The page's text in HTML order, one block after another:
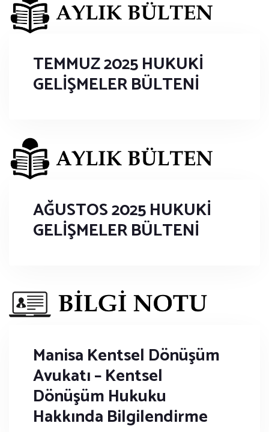
TEMMUZ 2025 HUKUKİ
GELİŞMELER BÜLTENİ
AĞUSTOS 2025 HUKUKİ
GELİŞMELER BÜLTENİ
Manisa Kentsel Dönüşüm
Avukatı – Kentsel
Dönüşüm Hukuku
Hakkında Bilgilendirme